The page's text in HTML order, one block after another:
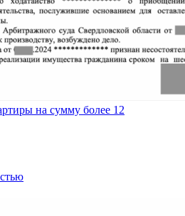
на сумму более 12